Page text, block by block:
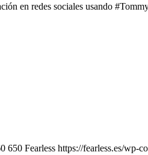
en redes sociales usando
650 Fearless https://fearless.es/wp-